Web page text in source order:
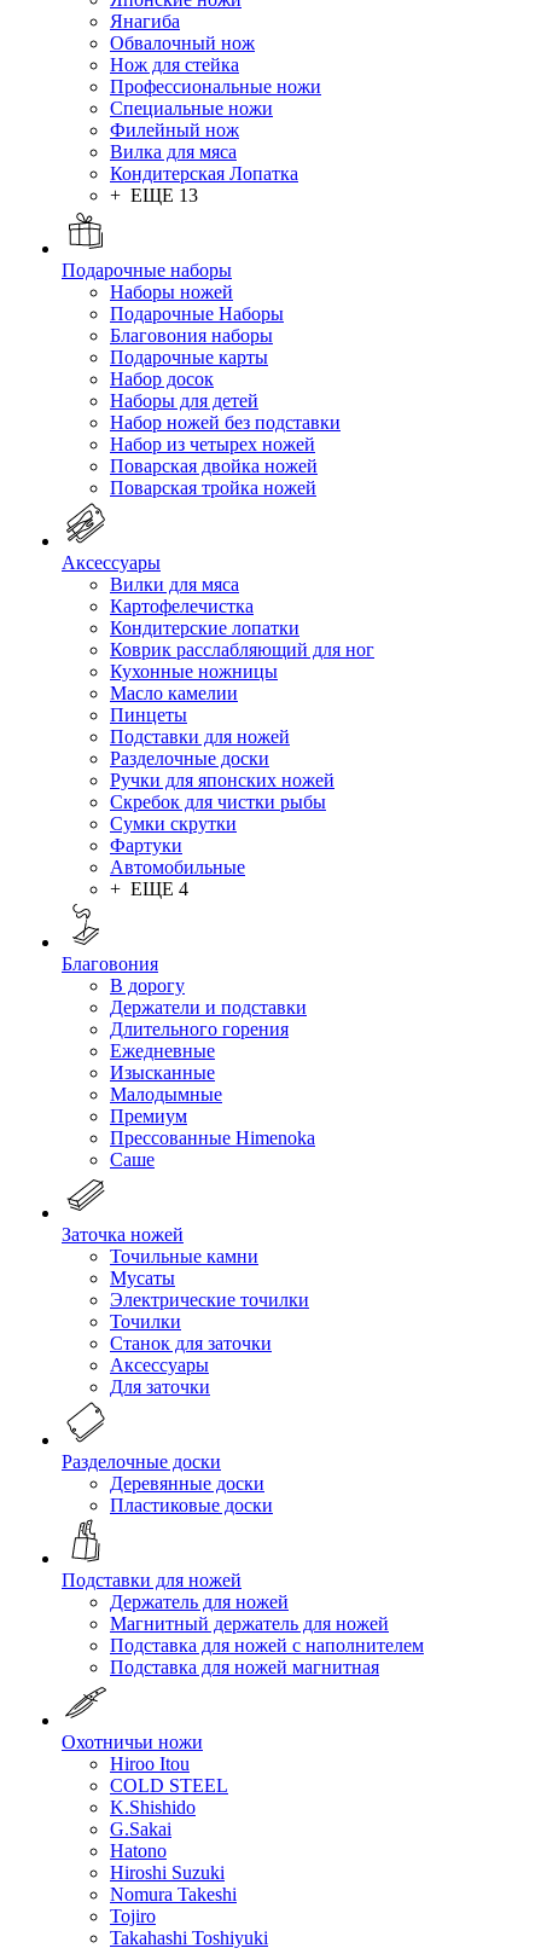
Янагиба
Обвалочный нож
Нож для стейка
Профессиональные ножи
Специальные ножи
Филейный нож
Вилка для мяса
Кондитерская Лопатка
+ ЕЩЕ 13
Подарочные наборы
Наборы ножей
Подарочные Наборы
Благовония наборы
Подарочные карты
Набор досок
Наборы для детей
Набор ножей без подставки
Набор из четырех ножей
Поварская двойка ножей
Поварская тройка ножей
Аксессуары
Вилки для мяса
Картофелечистка
Кондитерские лопатки
Коврик расслабляющий для ног
Кухонные ножницы
Масло камелии
Пинцеты
Подставки для ножей
Разделочные доски
Ручки для японских ножей
Скребок для чистки рыбы
Сумки скрутки
Фартуки
Автомобильные
+ ЕЩЕ 4
Благовония
В дорогу
Держатели и подставки
Длительного горения
Ежедневные
Изысканные
Малодымные
Премиум
Прессованные Himenoka
Саше
Заточка ножей
Точильные камни
Мусаты
Электрические точилки
Точилки
Станок для заточки
Аксессуары
Для заточки
Разделочные доски
Деревянные доски
Пластиковые доски
Подставки для ножей
Держатель для ножей
Магнитный держатель для ножей
Подставка для ножей с наполнителем
Подставка для ножей магнитная
Охотничьи ножи
Hiroo Itou
COLD STEEL
K.Shishido
G.Sakai
Hatono
Hiroshi Suzuki
Nomura Takeshi
Tojiro
Takahashi Toshiyuki